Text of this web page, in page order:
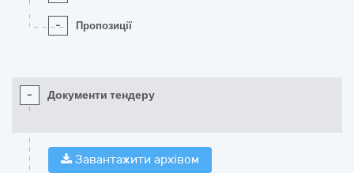
- Пропозиції
- Документи тендеру
Завантажити архівом